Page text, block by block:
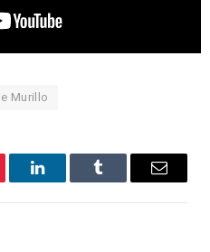
Murillo
LinkedInTumblr Email